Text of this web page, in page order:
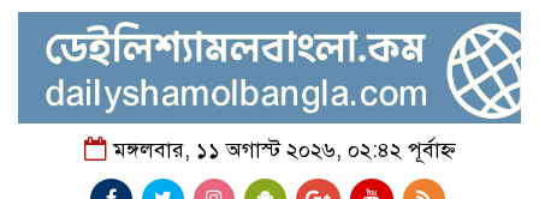
মঙ্গলবার, ১১ অগাস্ট ২০২৬, ০২:৪২ পূর্বাহ্ন